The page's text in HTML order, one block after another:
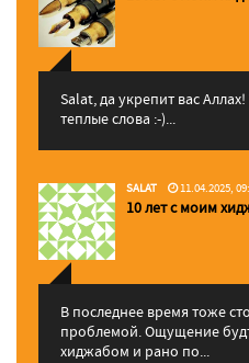
Salat, да укрепит вас
теплые слова :-)...
SALAT 11.04.2025,
10 лет с моим
В последнее время тоже
проблемой. Ощущение
хиджабом и рано по...